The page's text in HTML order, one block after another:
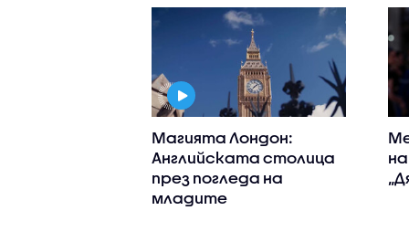
Магията Лондон:
Английската столица
през погледа на
младите